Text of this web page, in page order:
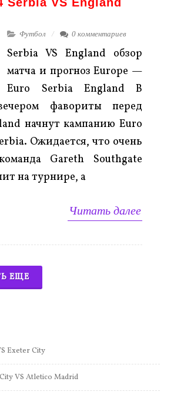
Футбол 0 комментариев
Serbia VS England обзор
матча и прогноз Europe —
Euro Serbia England В
фавориты перед
начнут кампанию Euro
Ожидается, что очень
Gareth Southgate
на турнире, а
Читать далее
ЕЩЕ
Exeter City
VS Atletico Madrid